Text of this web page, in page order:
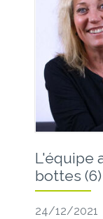
L'équipe
bottes (6)
24/12/2021